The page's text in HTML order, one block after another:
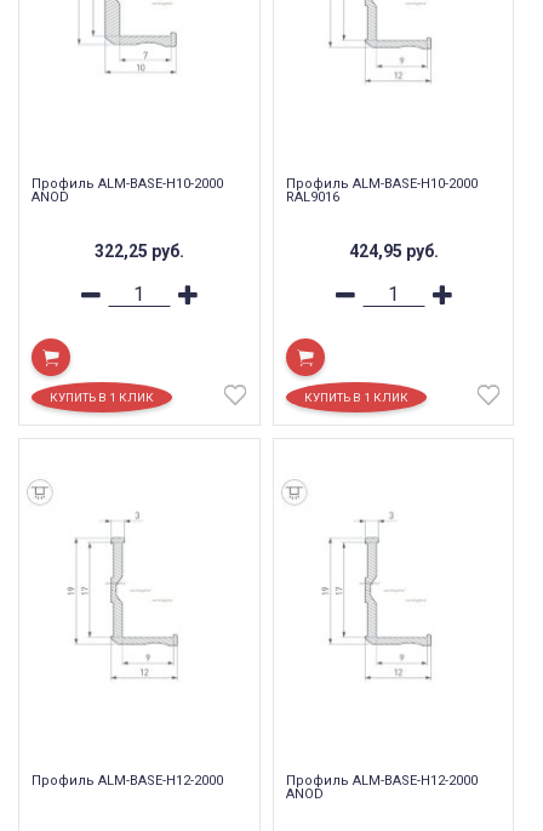
Профиль ALM-BASE-H10-2000
ANOD
322,25 руб.
Профиль ALM-BASE-H10-2000
RAL9016
424,95 руб.
Профиль ALM-BASE-H12-2000
Профиль ALM-BASE-H12-2000
ANOD